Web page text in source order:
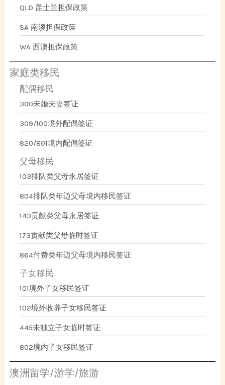
QLD 昆士兰担保政策
SA 南澳担保政策
WA 西澳担保政策
家庭类移民
配偶移民
300未婚夫妻签证
309/100境外配偶签证
820/801境内配偶签证
父母移民
103排队类父母永居签证
804排队类年迈父母境内移民签证
143贡献类父母永居签证
173贡献类父母临时签证
864付费类年迈父母境内移民签证
子女移民
101境外子女移民签证
102境外收养子女移民签证
445未独立子女临时签证
802境内子女移民签证
澳洲留学/游学/旅游